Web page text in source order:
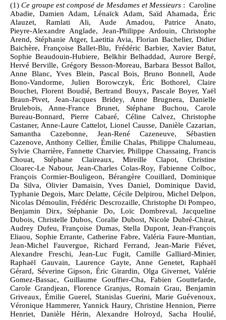
(1)Ce groupe est composé de Mesdames et Messieurs: Caroline
Abadie, Damien Adam, Lénaïck Adam, Saïd Ahamada, Éric
Alauzet, Ramlati Ali, Aude Amadou, Patrice Anato,
Pieyre‑Alexandre Anglade, Jean‑Philippe Ardouin, Christophe
Arend, Stéphanie Atger, Laetitia Avia, Florian Bachelier, Didier
Baichère, Françoise Ballet‑Blu, Frédéric Barbier, Xavier Batut,
Sophie Beaudouin‑Hubiere, Belkhir Belhaddad, Aurore Bergé,
Hervé Berville, Grégory Besson‑Moreau, Barbara Bessot Ballot,
Anne Blanc, Yves Blein, Pascal Bois, Bruno Bonnell, Aude
Bono‑Vandorme, Julien Borowczyk, Éric Bothorel, Claire
Bouchet, Florent Boudié, Bertrand Bouyx, Pascale Boyer, Yaël
Braun‑Pivet, Jean‑Jacques Bridey, Anne Brugnera, Danielle
Brulebois, Anne‑France Brunet, Stéphane Buchou, Carole
Bureau‑Bonnard, Pierre Cabaré, Céline Calvez, Christophe
Castaner, Anne‑Laure Cattelot, Lionel Causse, Danièle Cazarian,
Samantha Cazebonne, Jean‑René Cazeneuve, Sébastien
Cazenove, Anthony Cellier, Émilie Chalas, Philippe Chalumeau,
Sylvie Charrière, Fannette Charvier, Philippe Chassaing, Francis
Chouat, Stéphane Claireaux, Mireille Clapot, Christine
Cloarec‑Le Nabour, Jean‑Charles Colas‑Roy, Fabienne Colboc,
François Cormier‑Bouligeon, Bérangère Couillard, Dominique
Da Silva, Olivier Damaisin, Yves Daniel, Dominique David,
Typhanie Degois, Marc Delatte, Cécile Delpirou, Michel Delpon,
Nicolas Démoulin, Frédéric Descrozaille, Christophe Di Pompeo,
Benjamin Dirx, Stéphanie Do, Loïc Dombreval, Jacqueline
Dubois, Christelle Dubos, Coralie Dubost, Nicole Dubré‑Chirat,
Audrey Dufeu, Françoise Dumas, Stella Dupont, Jean‑François
Eliaou, Sophie Errante, Catherine Fabre, Valéria Faure‑Muntian,
Jean‑Michel Fauvergue, Richard Ferrand, Jean‑Marie Fiévet,
Alexandre Freschi, Jean‑Luc Fugit, Camille Galliard‑Minier,
Raphaël Gauvain, Laurence Gayte, Anne Genetet, Raphaël
Gérard, Séverine Gipson, Éric Girardin, Olga Givernet, Valérie
Gomez‑Bassac, Guillaume Gouffier‑Cha, Fabien Gouttefarde,
Carole Grandjean, Florence Granjus, Romain Grau, Benjamin
Griveaux, Émilie Guerel, Stanislas Guerini, Marie Guévenoux,
Véronique Hammerer, Yannick Haury, Christine Hennion, Pierre
Henriet, Danièle Hérin, Alexandre Holroyd, Sacha Houlié,